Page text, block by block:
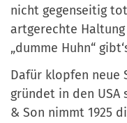
nicht gegenseitig
artgerechte
„dumme Huhn“
Dafür klopfen neue
gründet in den USA
& Son nimmt 1925